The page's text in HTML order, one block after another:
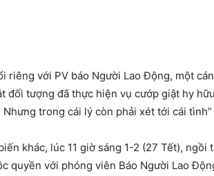
riêng với PV báo Người Lao Động, một
đối tượng đã thực hiện vụ cướp giật hy
trong cái lý còn phải xét tới cái
khác, lúc 11 giờ sáng 1-2 (27 Tết),
quyền với phóng viên Báo Người Lao